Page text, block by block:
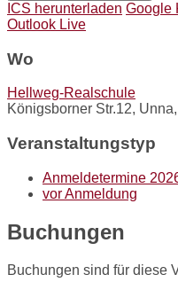
ICS herunterladen Google
Outlook Live
Wo
Hellweg-Realschule
Königsborner Str.12,
Veranstaltungstyp
Anmeldetermine
vor Anmeldung
Buchungen
Buchungen sind für diese